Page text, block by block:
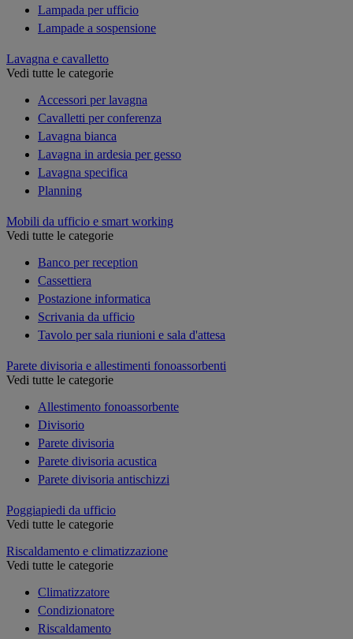
Lampada per ufficio
Lampade a sospensione
Lavagna e cavalletto
Vedi tutte le categorie
Accessori per lavagna
Cavalletti per conferenza
Lavagna bianca
Lavagna in ardesia per gesso
Lavagna specifica
Planning
Mobili da ufficio e smart working
Vedi tutte le categorie
Banco per reception
Cassettiera
Postazione informatica
Scrivania da ufficio
Tavolo per sala riunioni e sala d'attesa
Parete divisoria e allestimenti fonoassorbenti
Vedi tutte le categorie
Allestimento fonoassorbente
Divisorio
Parete divisoria
Parete divisoria acustica
Parete divisoria antischizzi
Poggiapiedi da ufficio
Vedi tutte le categorie
Riscaldamento e climatizzazione
Vedi tutte le categorie
Climatizzatore
Condizionatore
Riscaldamento